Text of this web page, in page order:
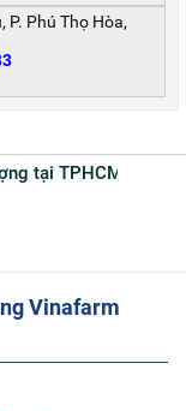
Phú Thọ Hòa,
tại TPHCM
Vinafarm